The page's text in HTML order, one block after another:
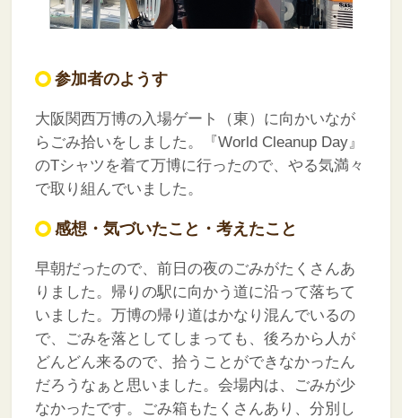
参加者のようす
大阪関西万博の入場ゲート（東）に向かいなが
らごみ拾いをしました。『World Cleanup Day』
のTシャツを着て万博に行ったので、やる気満々
で取り組んでいました。
感想・気づいたこと・考えたこと
早朝だったので、前日の夜のごみがたくさんあ
りました。帰りの駅に向かう道に沿って落ちて
いました。万博の帰り道はかなり混んでいるの
で、ごみを落としてしまっても、後ろから人が
どんどん来るので、拾うことができなかったん
だろうなぁと思いました。会場内は、ごみが少
なかったです。ごみ箱もたくさんあり、分別し